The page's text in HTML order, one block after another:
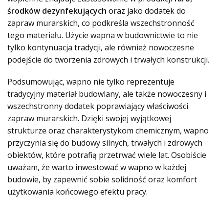
środków dezynfekujących oraz jako dodatek do
zapraw murarskich, co podkreśla wszechstronność
tego materiału. Użycie wapna w budownictwie to nie
tylko kontynuacja tradycji, ale również nowoczesne
podejście do tworzenia zdrowych i trwałych konstrukcji.
Podsumowując, wapno nie tylko reprezentuje
tradycyjny materiał budowlany, ale także nowoczesny i
wszechstronny dodatek poprawiający właściwości
zapraw murarskich. Dzięki swojej wyjątkowej
strukturze oraz charakterystykom chemicznym, wapno
przyczynia się do budowy silnych, trwałych i zdrowych
obiektów, które potrafią przetrwać wiele lat. Osobiście
uważam, że warto inwestować w wapno w każdej
budowie, by zapewnić sobie solidność oraz komfort
użytkowania końcowego efektu pracy.